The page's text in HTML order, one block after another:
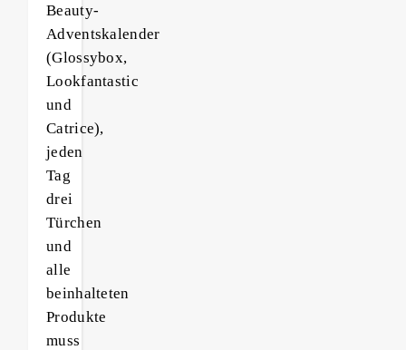
Beauty-
Adventskalender
(Glossybox,
Lookfantastic
und
Catrice),
jeden
Tag
drei
Türchen
und
alle
beinhalteten
Produkte
muss